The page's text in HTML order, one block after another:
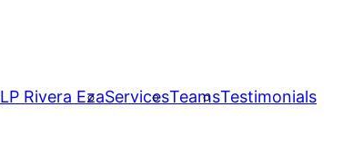
LP Rivera EzaServicesTeamsTestimonials